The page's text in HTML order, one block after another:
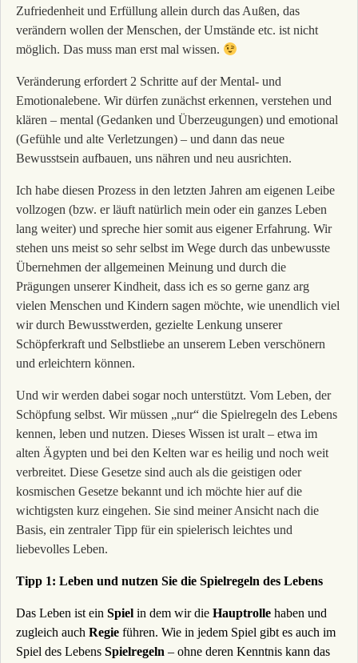
Zufriedenheit und Erfüllung allein durch das Außen, das
verändern wollen der Menschen, der Umstände etc. ist nicht
möglich. Das muss man erst mal wissen.
Veränderung erfordert 2 Schritte auf der Mental- und
Emotionalebene. Wir dürfen zunächst erkennen, verstehen und
klären – mental (Gedanken und Überzeugungen) und emotional
(Gefühle und alte Verletzungen) – und dann das neue
Bewusstsein aufbauen, uns nähren und neu ausrichten.
Ich habe diesen Prozess in den letzten Jahren am eigenen Leibe
vollzogen (bzw. er läuft natürlich mein oder ein ganzes Leben
lang weiter) und spreche hier somit aus eigener Erfahrung. Wir
stehen uns meist so sehr selbst im Wege durch das unbewusste
Übernehmen der allgemeinen Meinung und durch die
Prägungen unserer Kindheit, dass ich es so gerne ganz arg
vielen Menschen und Kindern sagen möchte, wie unendlich viel
wir durch Bewusstwerden, gezielte Lenkung unserer
Schöpferkraft und Selbstliebe an unserem Leben verschönern
und erleichtern können.
Und wir werden dabei sogar noch unterstützt. Vom Leben, der
Schöpfung selbst. Wir müssen „nur“ die Spielregeln des Lebens
kennen, leben und nutzen. Dieses Wissen ist uralt – etwa im
alten Ägypten und bei den Kelten war es heilig und noch weit
verbreitet. Diese Gesetze sind auch als die geistigen oder
kosmischen Gesetze bekannt und ich möchte hier auf die
wichtigsten kurz eingehen. Sie sind meiner Ansicht nach die
Basis, ein zentraler Tipp für ein spielerisch leichtes und
liebevolles Leben.
Tipp 1: Leben und nutzen Sie die Spielregeln des Lebens
Das Leben ist ein Spielin dem wir die Hauptrollehaben und
zugleich auch Regieführen. Wie in jedem Spiel gibt es auch im
Spiel des Lebens Spielregeln – ohne deren Kenntnis kann das